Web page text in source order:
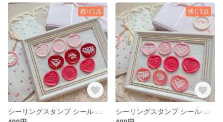
残り1点 残り1点